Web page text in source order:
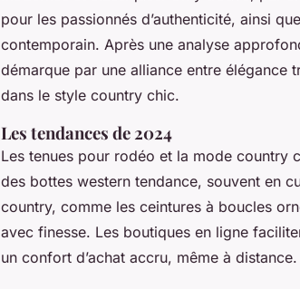
pour les passionnés d’authenticité, ainsi
contemporain. Après une analyse
démarque par une alliance entre élégance
dans le style country chic.
Les tendances de 2024
Les tenues pour rodéo et la mode country
des bottes western tendance, souvent en
country, comme les ceintures à boucles
avec finesse. Les boutiques en ligne
un confort d’achat accru, même à distance.